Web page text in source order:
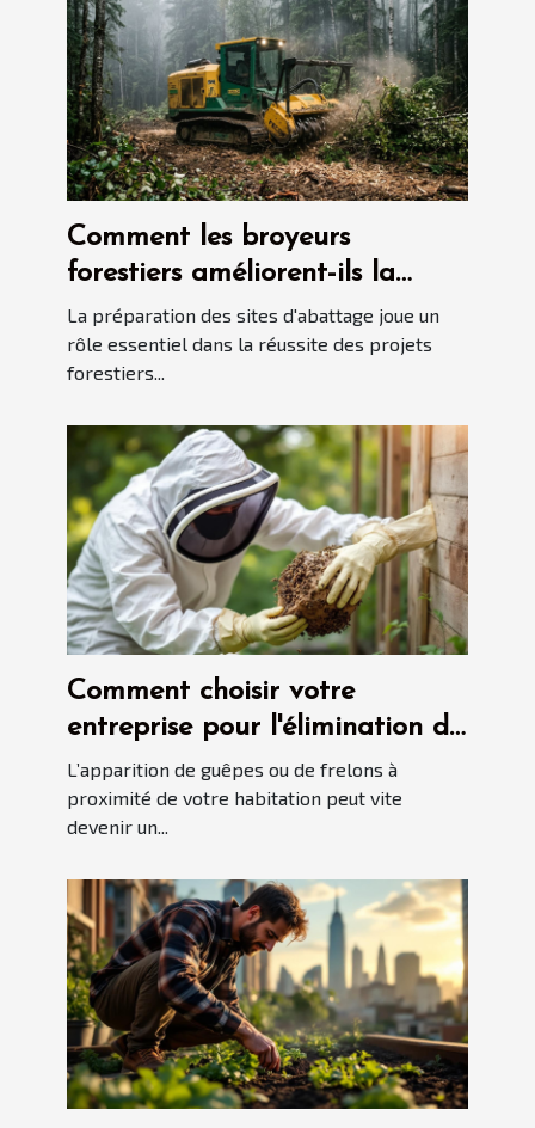
Comment les broyeurs
forestiers améliorent-ils la
préparation des sites
d'abattage ?
La préparation des sites d'abattage joue un
rôle essentiel dans la réussite des projets
forestiers...
Comment choisir votre
entreprise pour l'élimination de
guêpes et de frelons ?
L’apparition de guêpes ou de frelons à
proximité de votre habitation peut vite
devenir un...